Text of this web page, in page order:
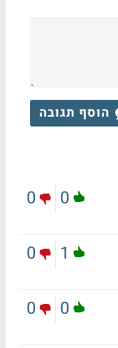
הוסף תגובה
0
0
1
0
0
0